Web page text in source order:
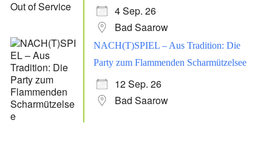
4 Sep. 26
Bad Saarow
NACH(T)SPIEL – Aus Tradition: Die
Party zum Flammenden Scharmützelsee
12 Sep. 26
Bad Saarow